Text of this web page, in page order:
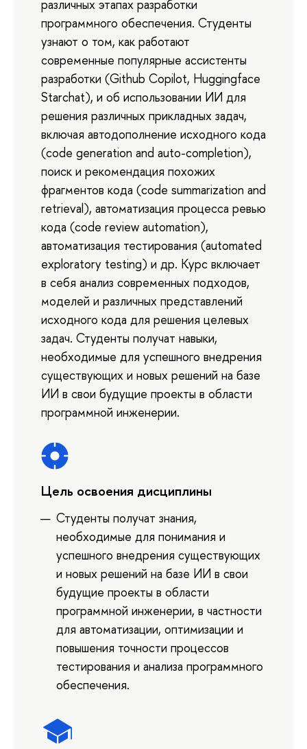
различных этапах разработки
программного обеспечения. Студенты
узнают о том, как работают
современные популярные ассистенты
разработки (Github Copilot, Huggingface
Starchat), и об использовании ИИ для
решения различных прикладных задач,
включая автодополнение исходного кода
(code generation and auto-completion),
поиск и рекомендация похожих
фрагментов кода (code summarization and
retrieval), автоматизация процесса ревью
кода (code review automation),
автоматизация тестирования (automated
exploratory testing) и др. Курс включает
в себя анализ современных подходов,
моделей и различных представлений
исходного кода для решения целевых
задач. Студенты получат навыки,
необходимые для успешного внедрения
существующих и новых решений на базе
ИИ в свои будущие проекты в области
программной инженерии.
Цель освоения дисциплины
Студенты получат знания,
необходимые для понимания и
успешного внедрения существующих
и новых решений на базе ИИ в свои
будущие проекты в области
программной инженерии, в частности
для автоматизации, оптимизации и
повышения точности процессов
тестирования и анализа программного
обеспечения.